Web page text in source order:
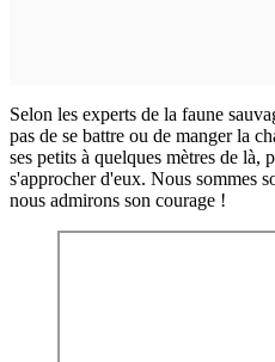
Selon les experts de la faune
pas de se battre ou de manger la
ses petits à quelques mètres de là,
s'approcher d'eux. Nous sommes
nous admirons son courage !